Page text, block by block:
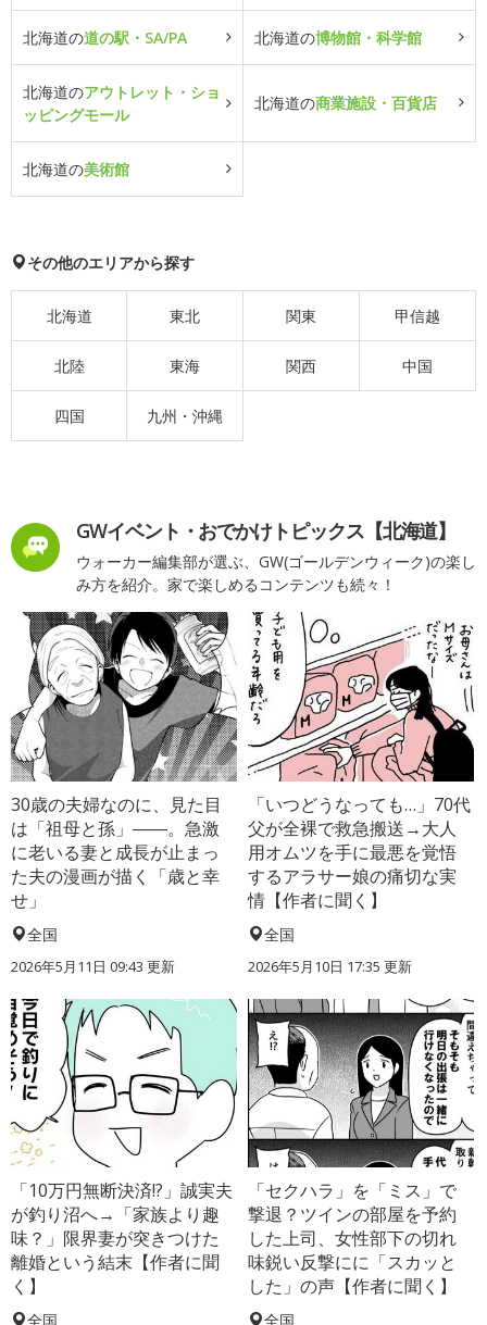
北海道の道の駅・SA/PA 北海道の博物館・科学館
北海道のアウトレット・ショ
ッピングモール
北海道の商業施設・百貨店
北海道の美術館
その他のエリアから探す
北海道 東北 関東 甲信越
北陸 東海 関西 中国
四国 九州・沖縄
GWイベント・おでかけトピックス【北海道】
ウォーカー編集部が選ぶ、GW(ゴールデンウィーク)の楽し
み方を紹介。家で楽しめるコンテンツも続々！
30歳の夫婦なのに、見た目
は「祖母と孫」――。急激
に老いる妻と成長が止まっ
た夫の漫画が描く「歳と幸
せ」
全国
2026年5月11日 09:43 更新
「いつどうなっても…」70代
父が全裸で救急搬送→大人
用オムツを手に最悪を覚悟
するアラサー娘の痛切な実
情【作者に聞く】
全国
2026年5月10日 17:35 更新
「10万円無断決済!?」誠実夫
が釣り沼へ→「家族より趣
味？」限界妻が突きつけた
離婚という結末【作者に聞
く】
全国
「セクハラ」を「ミス」で
撃退？ツインの部屋を予約
した上司、女性部下の切れ
味鋭い反撃にに「スカッと
した」の声【作者に聞く】
全国